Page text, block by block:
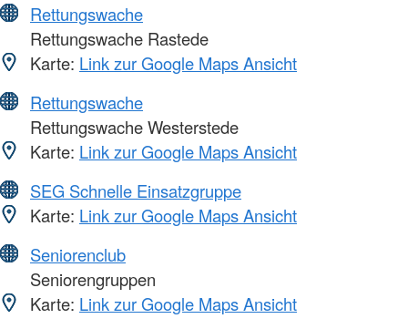
Rettungswache
Rettungswache Rastede
Karte: Link zur Google Maps Ansicht
Rettungswache
Rettungswache Westerstede
Karte: Link zur Google Maps Ansicht
SEG Schnelle Einsatzgruppe
Karte: Link zur Google Maps Ansicht
Seniorenclub
Seniorengruppen
Karte: Link zur Google Maps Ansicht